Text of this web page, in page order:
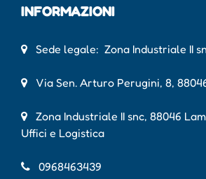
INFORMAZIONI
Sede legale: Zona Industriale II
Via Sen. Arturo Perugini, 8,
Zona Industriale II snc, 88046
Uffici e Logistica
0968463439